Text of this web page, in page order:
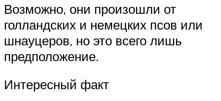
Возможно, они произошли от
голландских и немецких псов или
шнауцеров, но это всего лишь
предположение.
Интересный факт